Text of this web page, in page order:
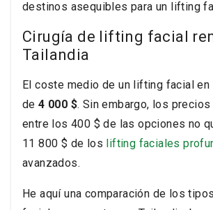
destinos asequibles para un lifting
Cirugía de lifting facial
Tailandia
El coste medio de un lifting facial en
de4 000 $. Sin embargo, los
entre los 400 $ de las opciones no
11 800 $ de los lifting faciales
avanzados.
He aquí una comparación de los